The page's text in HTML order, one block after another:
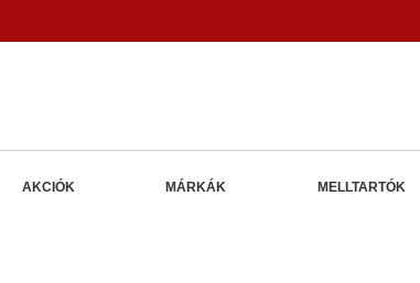
AKCIÓK MÁRKÁK MELLTARTÓK